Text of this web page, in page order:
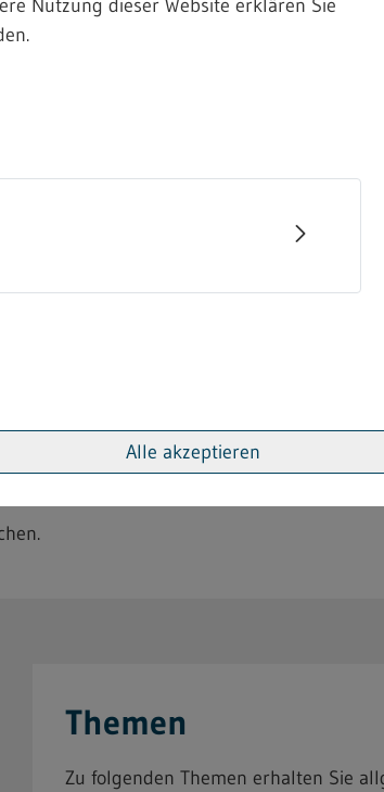
Stadt- und Landkreisen und den vier
und die jeweiligen Kontaktdaten
nach der Störfall-Verordnung,
Strahlenschutzes, des Mutterschutzes
und der Länder können Sie Gemeinden
Themen
Zu folgenden Themen erhalten Sie
Nutzung dieser Website erklären Sie
Alle akzeptieren